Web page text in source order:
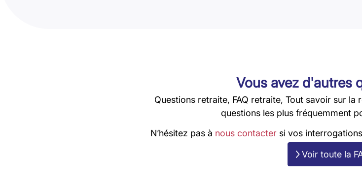
Vous avez d'autres
Questions retraite, FAQ retraite, Tout savoir sur
questions les plus fréquemment
N’hésitez pas à nous contactersi vos
Voir toute la